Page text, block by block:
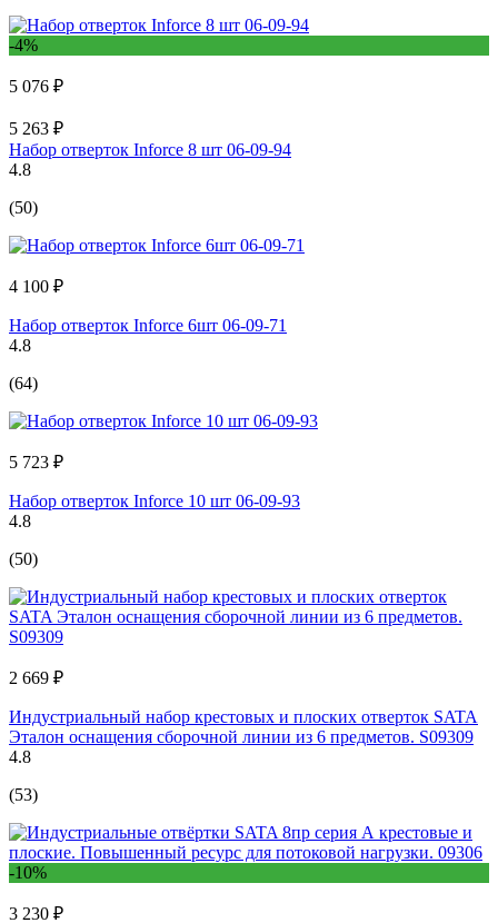
-4%
5 076 ₽
5 263 ₽
Набор отверток Inforce 8 шт 06-09-94
4.8
(50)
4 100 ₽
Набор отверток Inforce 6шт 06-09-71
4.8
(64)
5 723 ₽
Набор отверток Inforce 10 шт 06-09-93
4.8
(50)
2 669 ₽
Индустриальный набор крестовых и плоских отверток SATA
Эталон оснащения сборочной линии из 6 предметов. S09309
4.8
(53)
-10%
3 230 ₽